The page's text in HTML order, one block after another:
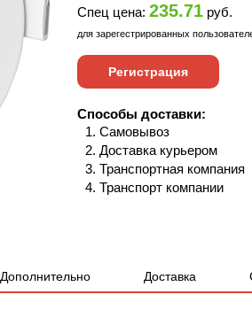
Спец цена: 235.71 руб.
для зарегестрированных
Регистрация
Способы доставки:
Самовывоз
Доставка курьером
Транспортная компания
Транспорт компании
Дополнительно Доставка